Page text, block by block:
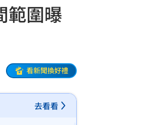
圍曝
看新聞換好禮
去看看